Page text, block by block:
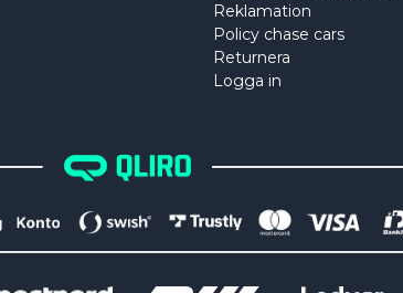
Reklamation
Policy chase cars
Returnera
Logga in